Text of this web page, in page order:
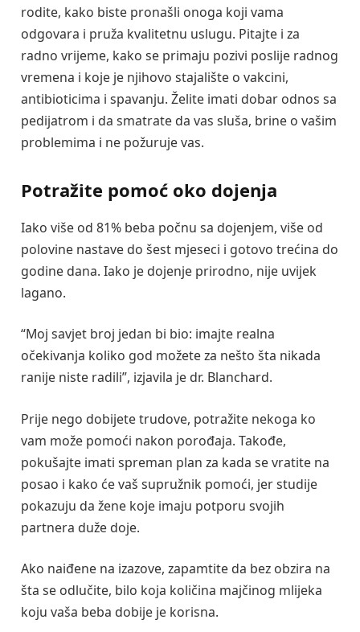
rodite, kako biste pronašli onoga koji vama
odgovara i pruža kvalitetnu uslugu. Pitajte i za
radno vrijeme, kako se primaju pozivi poslije radnog
vremena i koje je njihovo stajalište o vakcini,
antibioticima i spavanju. Želite imati dobar odnos sa
pedijatrom i da smatrate da vas sluša, brine o vašim
problemima i ne požuruje vas.
Potražite pomoć oko dojenja
Iako više od 81% beba počnu sa dojenjem, više od
polovine nastave do šest mjeseci i gotovo trećina do
godine dana. Iako je dojenje prirodno, nije uvijek
lagano.
“Moj savjet broj jedan bi bio: imajte realna
očekivanja koliko god možete za nešto šta nikada
ranije niste radili”, izjavila je dr. Blanchard.
Prije nego dobijete trudove, potražite nekoga ko
vam može pomoći nakon porođaja. Takođe,
pokušajte imati spreman plan za kada se vratite na
posao i kako će vaš supružnik pomoći, jer studije
pokazuju da žene koje imaju potporu svojih
partnera duže doje.
Ako naiđene na izazove, zapamtite da bez obzira na
šta se odlučite, bilo koja količina majčinog mlijeka
koju vaša beba dobije je korisna.